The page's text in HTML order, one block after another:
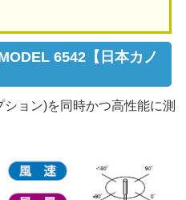
6542【日本カノ
ョン)を同時かつ高性能に測